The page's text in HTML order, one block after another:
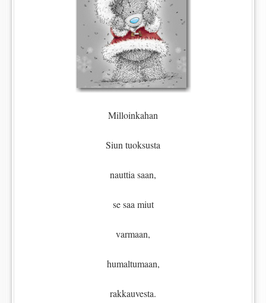
Milloinkahan
Siun tuoksusta
nauttia saan,
se saa miut
varmaan,
humaltumaan,
rakkauvesta.